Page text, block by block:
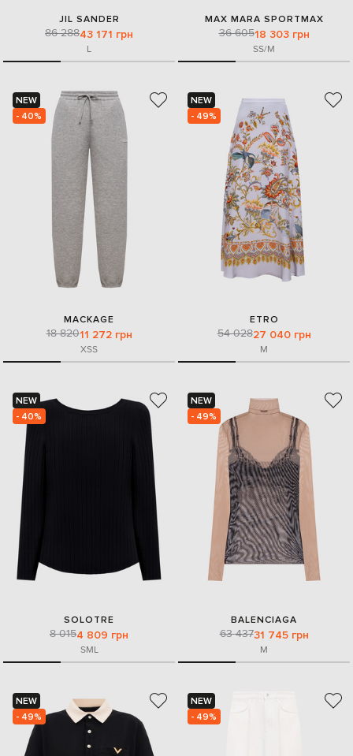
JIL SANDER
86 28843 171 грн
L
MAX MARA SPORTMAX
36 60518 303 грн
SS/M
NEW
- 40%
MACKAGE
18 82011 272 грн
XSS
NEW
- 49%
ETRO
54 02827 040 грн
M
NEW
- 40%
SOLOTRE
8 0154 809 грн
SML
NEW
- 49%
BALENCIAGA
63 43731 745 грн
M
NEW
- 49%
NEW
- 49%